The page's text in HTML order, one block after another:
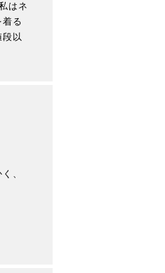
はネ
る
以
、